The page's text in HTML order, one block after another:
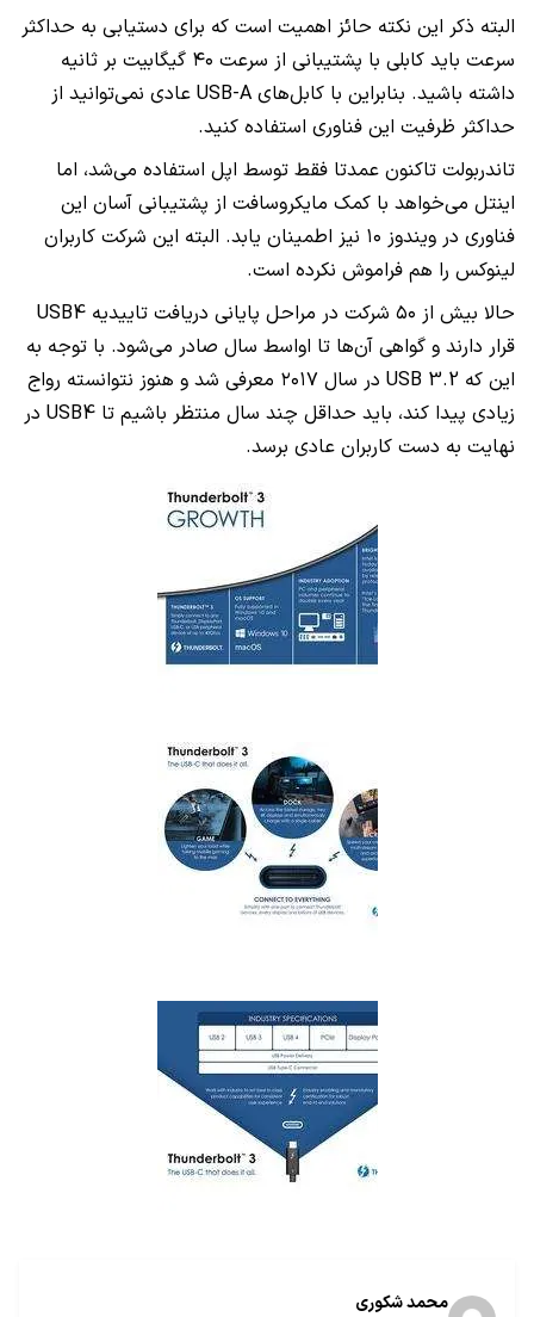
البته ذکر این نکته حائز اهمیت است که برای دستیابی به حداکثر
سرعت باید کابلی با پشتیبانی از سرعت ۴۰ گیگابیت بر ثانیه
داشته باشید. بنابراین با کابل‌های USB-A عادی نمی‌توانید از
حداکثر ظرفیت این فناوری استفاده کنید.
تاندربولت تاکنون عمدتا فقط توسط اپل استفاده می‌شد، اما
اینتل می‌خواهد با کمک مایکروسافت از پشتیبانی آسان این
فناوری در ویندوز ۱۰ نیز اطمینان یابد. البته این شرکت کاربران
لینوکس را هم فراموش نکرده است.
حالا بیش از ۵۰ شرکت در مراحل پایانی دریافت تاییدیه USB4
قرار دارند و گواهی آن‌ها تا اواسط سال صادر می‌شود. با توجه به
این که USB 3.2 در سال ۲۰۱۷ معرفی شد و هنوز نتوانسته رواج
زیادی پیدا کند، باید حداقل چند سال منتظر باشیم تا USB4 در
نهایت به دست کاربران عادی برسد.
محمد شکوری